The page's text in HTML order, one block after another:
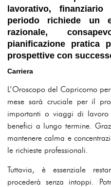
lavorativo,
periodo richiede un
razionale,
pianificazione pratica
prospettive con
Carriera
L’Oroscopo del Capricorno
mese sarà cruciale per il
importanti o viaggi di
benefici a lungo termine.
mantenere calma e
le richieste professionali.
Tuttavia, è essenziale
procederà senza intoppi.